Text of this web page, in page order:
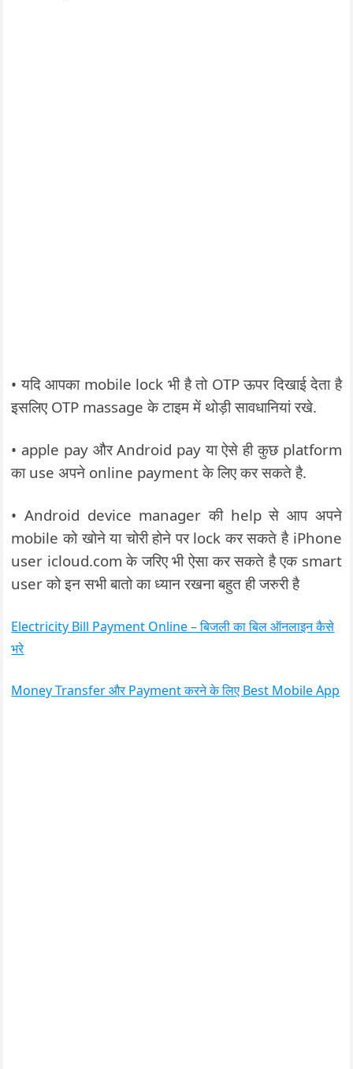
• यदि आपका mobile lock भी है तो OTP ऊपर दिखाई देता है
इसलिए OTP massage के टाइम में थोड़ी सावधानियां रखे.
• apple pay और Android pay या ऐसे ही कुछ platform
का use अपने online payment के लिए कर सकते है.
• Android device manager की help से आप अपने
mobile को खोने या चोरी होने पर lock कर सकते है iPhone
user icloud.com के जरिए भी ऐसा कर सकते है एक smart
user को इन सभी बातो का ध्यान रखना बहुत ही जरुरी है
Electricity Bill Payment Online – बिजली का बिल ऑनलाइन कैसे
भरे
Money Transfer और Payment करने के लिए Best Mobile App